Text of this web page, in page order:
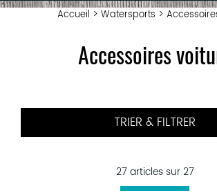
Accueil > Watersports >
Accessoires
TRIER & FILTRER
27 articles sur27